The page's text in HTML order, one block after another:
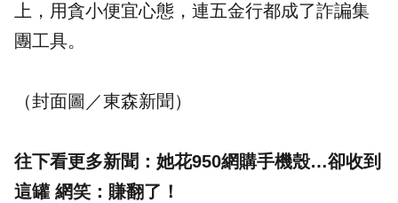
上，用貪小便宜心態，連五金行都成了詐諞集
團工具。
（封面圖／東森新聞）
往下看更多新聞：她花950網購手機殼…卻收到
這罐 網笑：賺翻了！